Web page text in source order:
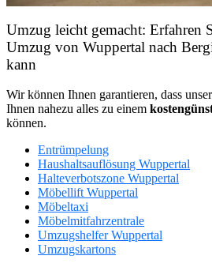
Umzug leicht gemacht: Erfahren
Umzug von Wuppertal nach
kann
Wir können Ihnen garantieren, dass
Ihnen nahezu alles zu einem
können.
Entrümpelung
Haushaltsauflösung Wuppertal
Halteverbotszone Wuppertal
Möbellift Wuppertal
Möbeltaxi
Möbelmitfahrzentrale
Umzugshelfer Wuppertal
Umzugskartons